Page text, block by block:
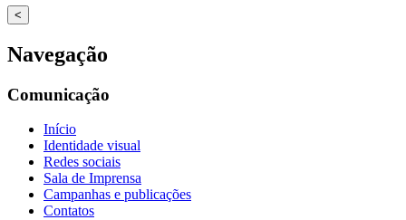
<
Navegação
Comunicação
Início
Identidade visual
Redes sociais
Sala de Imprensa
Campanhas e publicações
Contatos